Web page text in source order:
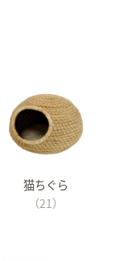
猫ちぐら
（21）